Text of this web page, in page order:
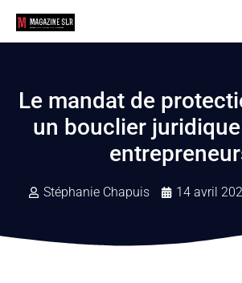
Le mandat de
un bouclier
Stéphanie Chapuis 14 avril